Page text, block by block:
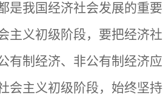
是我国经济社会发展的重
主义初级阶段，要把经济
有制经济、非公有制经济
会主义初级阶段，始终坚